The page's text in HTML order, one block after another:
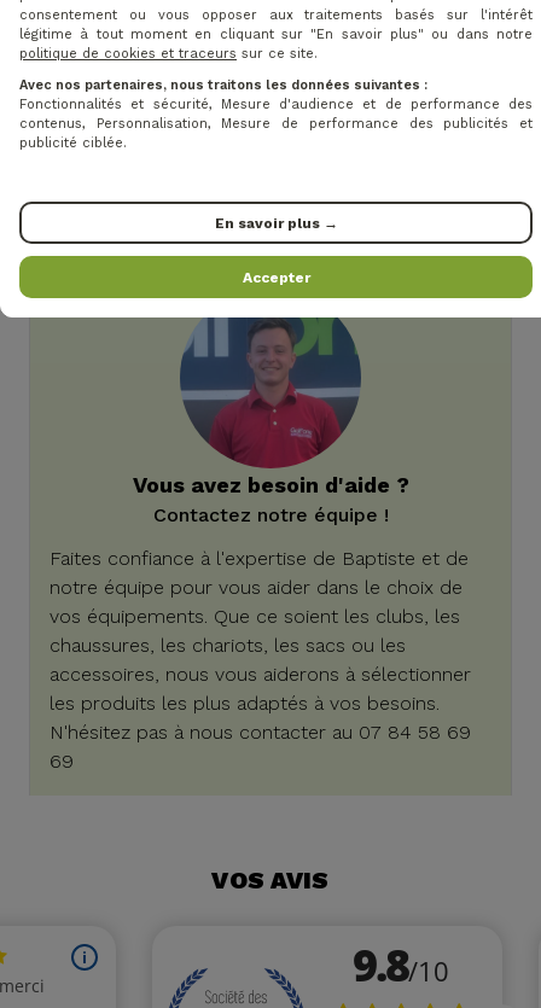
Poches avant et arrière pour un rangement
pratique
Petite fente arrière pour une meilleure amplitude
de mouvement
Ceinture élastique pour un maintien parfait
Design raffiné avec coutures minimales pour un
Vous avez besoin d'aide ?
Contactez notre équipe !
Faites confiance à l'expertise de Baptiste et de
notre équipe pour vous aider dans le choix de
vos équipements. Que ce soient les clubs, les
chaussures, les chariots, les sacs ou les
accessoires, nous vous aiderons à sélectionner
les produits les plus adaptés à vos besoins.
N'hésitez pas à nous contacter au 07 84 58 69
69
VOS AVIS
consentement ou vous opposer aux traitements basés sur l'intérêt
légitime à tout moment en cliquant sur "En savoir plus" ou dans notre
politique de cookies et traceurs sur ce site.
Avec nos partenaires, nous traitons les données suivantes :
Fonctionnalités et sécurité, Mesure d'audience et de performance des
contenus, Personnalisation, Mesure de performance des publicités et
publicité ciblée.
En savoir plus →
Accepter